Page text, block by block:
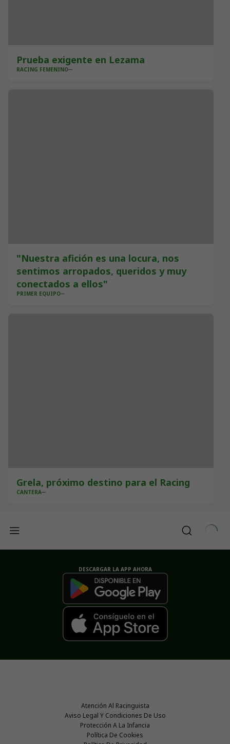
Prueba exigente en Lezama
RACING FEMENINO
"Nuestra afición es una locura, nos
sentimos arropados, queridos y muy
conectados a ellos"
PRIMER EQUIPO
Grela, próximo destino para el Racing
CANTERA
DESCARGAR LA APP AHORA
Atención Al Racinguista
Aviso Legal Y Condiciones De Uso
Protección A La Infancia
Política De Cookies